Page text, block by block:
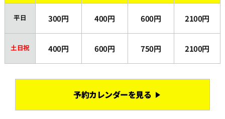
平日 300円 400円 600円 2100円
土日祝 400円 600円 750円 2100円
予約カレンダーを見る